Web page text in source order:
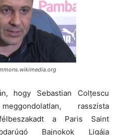
hogy Sebastian Colțescu
rasszista
a Paris Saint
Bajnokok Ligája